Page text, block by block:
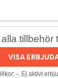
tillbehör
VISA
-. Ej aktivt